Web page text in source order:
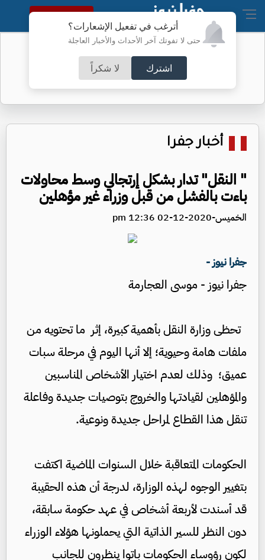
أترغب في تفعيل الإشعارات؟
حتى لا تفوتك آخر الأحداث والأخبار العاجلة
اشترك لا شكراً
النسخة الكاملة
أخبار جفرا
" النقل" تدار بشكل إرتجالي وسط محاولات
باءت بالفشل من قبل وزراء غير مؤهلين
الخميس-2020-12-02 12:36 pm
جفرا نيوز -
جفرا نيوز - موسى العجارمة
تحظى وزارة النقل بأهمية كبيرة، إثر ما تحتويه من
ملفات هامة وحيوية؛ إلا أنها اليوم في مرحلة سبات
عميق؛ وذلك لعدم اختيار الأشخاص المناسبين
والمؤهلين لقيادتها والخروج بتوصيات جديدة وفاعلة
تنقل هذا القطاع لمراحل جديدة ونوعية.
الحكومات المتعاقبة خلال السنوات الماضية اكتفت
بتغيير الوجوه لهذه الوزارة، لدرجة أن هذه الحقيبة
قد أسندت لأربعة أشخاص في عهد حكومة سابقة،
دون النظر للسير الذاتية التي يحملونها هؤلاء الوزراء
لكون رؤوساء الحكومات باتوا ينظرون للجانب